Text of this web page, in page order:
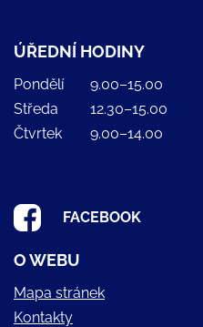
ÚŘEDNÍ HODINY
Pondělí
9.00–15.00
Středa
12.30–15.00
Čtvrtek
9.00–14.00
FACEBOOK
O WEBU
Mapa stránek
Kontakty